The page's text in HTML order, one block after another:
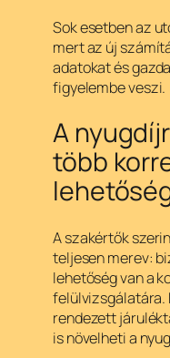
Sok esetben az
mert az új
adatokat és
figyelembe veszi.
A
több
A szakértők
teljesen merev:
lehetőség van a
felülvizsgálatára.
rendezett
is növelheti a